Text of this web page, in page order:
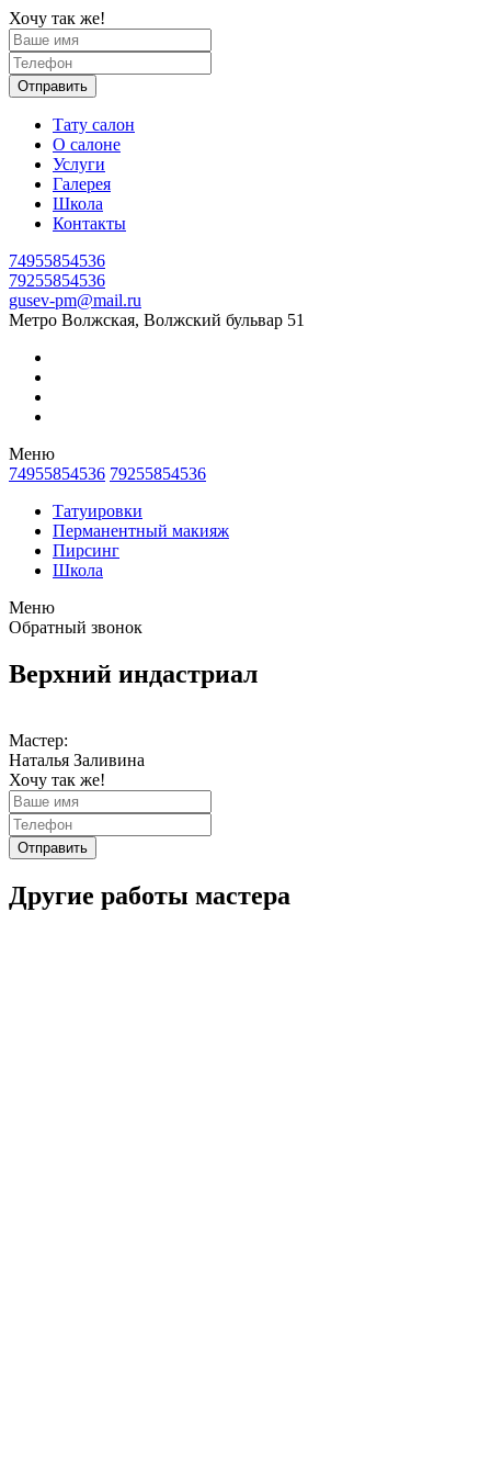
Хочу так же!
Отправить
Тату салон
О салоне
Услуги
Галерея
Школа
Контакты
74955854536
79255854536
gusev-pm@mail.ru
Метро Волжская, Волжский бульвар 51
Меню
74955854536 79255854536
Татуировки
Перманентный макияж
Пирсинг
Школа
Меню
Обратный звонок
Верхний индастриал
Мастер:
Наталья Заливина
Хочу так же!
Отправить
Другие работы мастера